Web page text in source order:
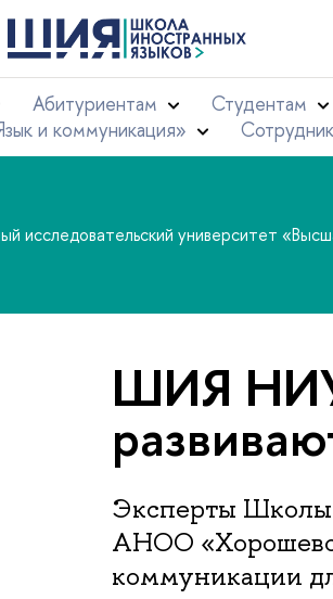
Абитуриентам Студентам
и коммуникация»
исследовательский университет
ШИЯ
Эксперты
АНОО
коммуникации